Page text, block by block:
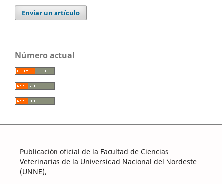
Enviar un artículo
Número actual
Publicación oficial de la Facultad de Ciencias
Veterinarias de la Universidad Nacional del Nordeste
(UNNE),